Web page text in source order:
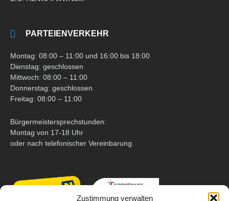
Zustimmung verwalten
PARTEIENVERKEHR
Montag: 08:00 – 11:00 und 16:00 bis 18:00
Dienstag: geschlossen
Mittwoch: 08:00 – 11:00
Donnerstag: geschlossen
Freitag: 08:00 – 11:00
Bürgermeistersprechstunden:
Montag von 17-18 Uhr
oder nach telefonischer Vereinbarung.